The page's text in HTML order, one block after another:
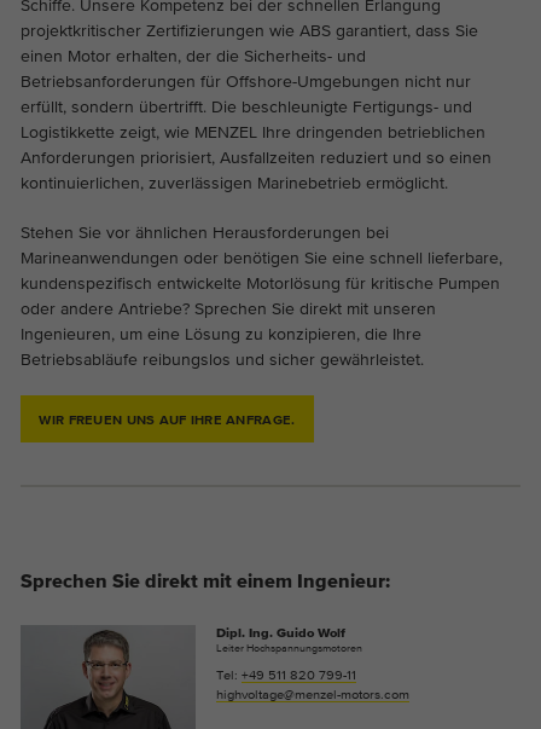
Schiffe. Unsere Kompetenz bei der schnellen Erlangung
projektkritischer Zertifizierungen wie ABS garantiert, dass Sie
einen Motor erhalten, der die Sicherheits- und
Betriebsanforderungen für Offshore-Umgebungen nicht nur
erfüllt, sondern übertrifft. Die beschleunigte Fertigungs- und
Logistikkette zeigt, wie MENZEL Ihre dringenden betrieblichen
Anforderungen priorisiert, Ausfallzeiten reduziert und so einen
kontinuierlichen, zuverlässigen Marinebetrieb ermöglicht.
Stehen Sie vor ähnlichen Herausforderungen bei
Marineanwendungen oder benötigen Sie eine schnell lieferbare,
kundenspezifisch entwickelte Motorlösung für kritische Pumpen
oder andere Antriebe? Sprechen Sie direkt mit unseren
Ingenieuren, um eine Lösung zu konzipieren, die Ihre
Betriebsabläufe reibungslos und sicher gewährleistet.
WIR FREUEN UNS AUF IHRE ANFRAGE.
Sprechen Sie direkt mit einem Ingenieur:
Dipl. Ing. Guido Wolf
Leiter Hochspannungsmotoren
Tel: +49 511 820 799-11
highvoltage@menzel-motors.com